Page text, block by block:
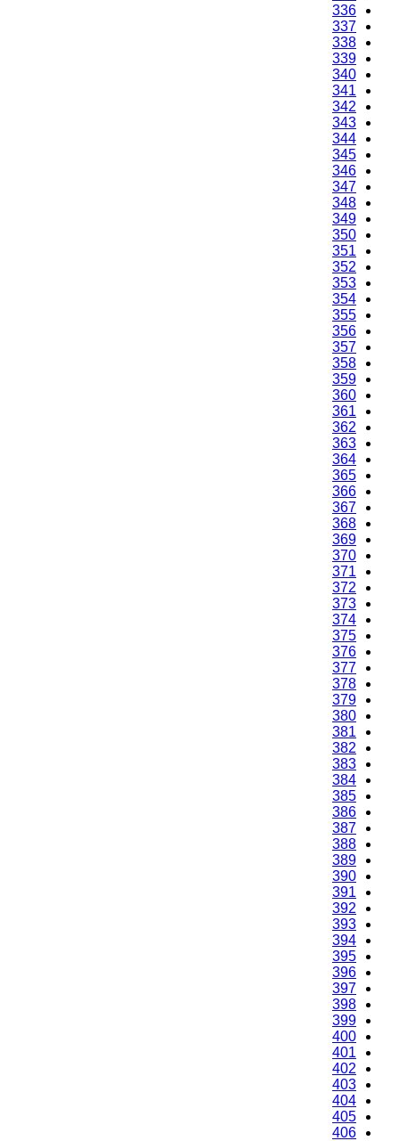
336
337
338
339
340
341
342
343
344
345
346
347
348
349
350
351
352
353
354
355
356
357
358
359
360
361
362
363
364
365
366
367
368
369
370
371
372
373
374
375
376
377
378
379
380
381
382
383
384
385
386
387
388
389
390
391
392
393
394
395
396
397
398
399
400
401
402
403
404
405
406